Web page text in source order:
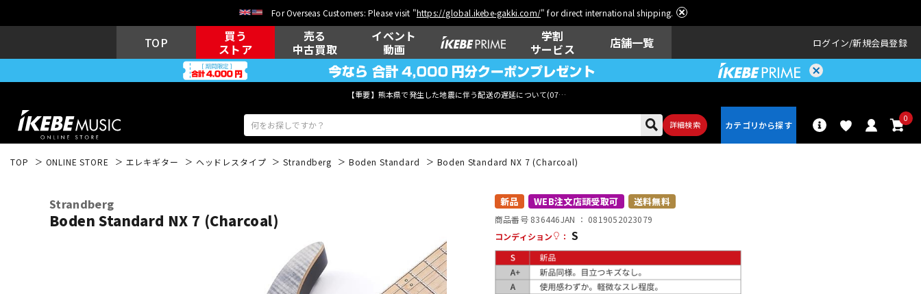
For Overseas Customers: Please visit "https://global.ikebe-gakki.com/" for direct international shipping.
TOP
買う
ストア
売る
中古買取
イベント
動画
学割
サービス
店舗一覧 ログイン 新規会員登録
【重要】熊本県で発生した地震に伴う配送の遅延について(07月29日
詳細検索
0
ウクレレ ドラム
電子ピアノ その他楽器
TOP ONLINE STORE エレキギター ヘッドレスタイプ Strandberg Boden Standard Boden Standard NX 7 (Charcoal)
Strandberg
Boden Standard NX 7 (Charcoal)
新品 WEB注文店頭受取可 送料無料
商品番号 836446JAN ： 0819052023079
コンディション
： S